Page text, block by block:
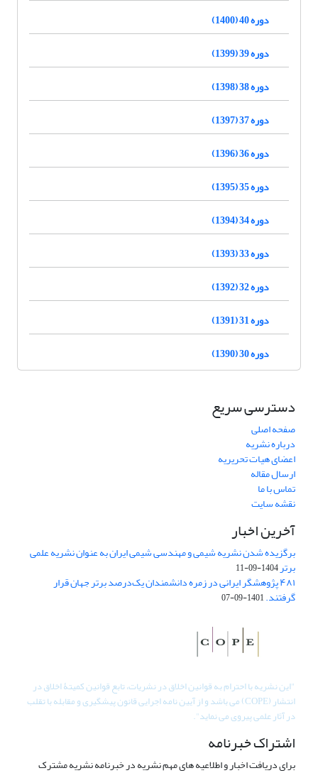
دوره 40 (1400)
دوره 39 (1399)
دوره 38 (1398)
دوره 37 (1397)
دوره 36 (1396)
دوره 35 (1395)
دوره 34 (1394)
دوره 33 (1393)
دوره 32 (1392)
دوره 31 (1391)
دوره 30 (1390)
دسترسی سریع
صفحه اصلی
درباره نشریه
اعضای هیات تحریریه
ارسال مقاله
تماس با ما
نقشه سایت
آخرین اخبار
برگزیده شدن نشریه شیمی و مهندسی شیمی ایران به عنوان نشریه علمی
برتر1404-09-11
۴۸۱ پژوهشگر ایرانی در زمره دانشمندان یک‌درصد برتر جهان قرار
گرفتند.1401-09-07
"این نشریه با احترام به قوانین اخلاق در نشریات، تابع قوانین کمیتۀ اخلاق در
انتشار (COPE) می باشد و از آیین نامه اجرایی قانون پیشگیری و مقابله با تقلب
در آثار علمی پیروی می نماید".
اشتراک خبرنامه
برای دریافت اخبار و اطلاعیه های مهم نشریه در خبرنامه نشریه مشترک